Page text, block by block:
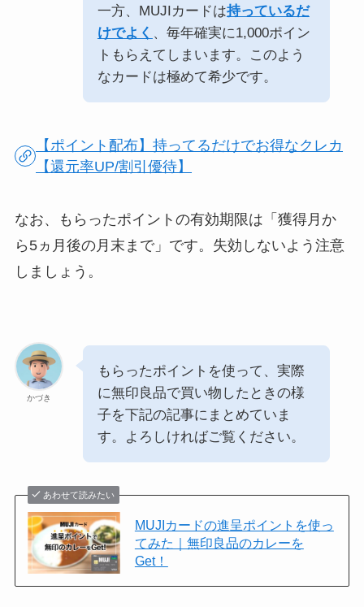
一方、MUJIカードは持っているだ
けでよく 、毎年確実に1,000ポイン
トもらえてしまいます。このよう
なカードは極めて希少です。
【ポイント配布】持ってるだけでお得なクレカ
【還元率UP/割引優待】
なお、もらったポイントの有効期限は「獲得月か
ら5ヵ月後の月末まで」です。失効しないよう注意
しましょう。
かづき
もらったポイントを使って、実際
に無印良品で買い物したときの様
子を下記の記事にまとめていま
す。よろしければご覧ください。
あわせて読みたい
MUJIカードの進呈ポイントを使っ
てみた｜無印良品のカレーを
Get！